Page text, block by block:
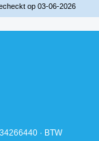
op 03-06-2026
· BTW